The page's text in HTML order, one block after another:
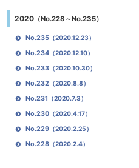
2020（No.228～No.235）
No.235（2020.12.23）
No.234（2020.12.10）
No.233（2020.10.30）
No.232 （2020.8.8）
No.231 （2020.7.3）
No.230（2020.4.17）
No.229（2020.2.25）
No.228（2020.2.4）